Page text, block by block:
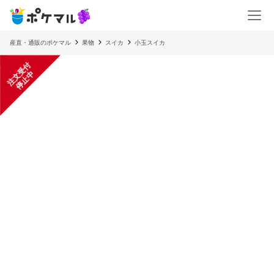
産直・通販のポケマル 果物 スイカ 小玉スイカ
注
文
受
付
停
止
中